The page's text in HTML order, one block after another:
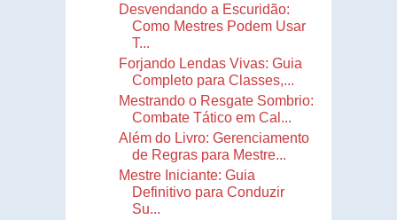
Desvendando a Escuridão:
Como Mestres Podem Usar
T...
Forjando Lendas Vivas: Guia
Completo para Classes,...
Mestrando o Resgate Sombrio:
Combate Tático em Cal...
Além do Livro: Gerenciamento
de Regras para Mestre...
Mestre Iniciante: Guia
Definitivo para Conduzir
Su...